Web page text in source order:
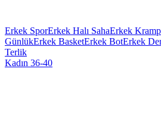
Erkek SporErkek Halı SahaErkek
GünlükErkek BasketErkek BotErkek
Terlik
Kadın 36-40